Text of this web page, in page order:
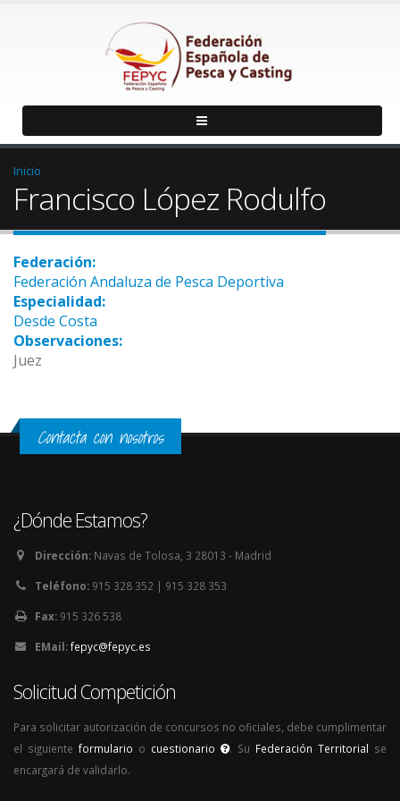
Inicio
Francisco López Rodulfo
Federación:
Federación Andaluza de Pesca Deportiva
Especialidad:
Desde Costa
Observaciones:
Juez
Contacta con nosotros
¿Dónde Estamos?
Dirección: Navas de Tolosa, 3 28013 - Madrid
Teléfono: 915 328 352 | 915 328 353
Fax: 915 326 538
EMail:fepyc@fepyc.es
Solicitud Competición
Para solicitar autorización de concursos no oficiales, debe cumplimentar
el siguiente formulario o cuestionario . Su Federación Territorial se
encargará de validarlo.